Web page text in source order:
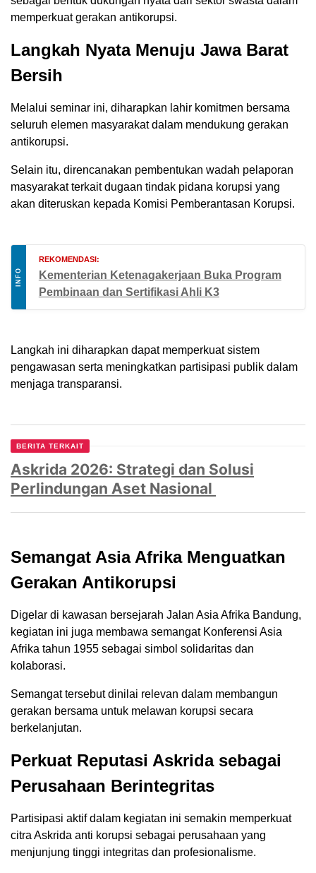
memperkuat gerakan antikorupsi.
Langkah Nyata Menuju Jawa Barat
Bersih
Melalui seminar ini, diharapkan lahir komitmen bersama
seluruh elemen masyarakat dalam mendukung gerakan
antikorupsi.
Selain itu, direncanakan pembentukan wadah pelaporan
masyarakat terkait dugaan tindak pidana korupsi yang
akan diteruskan kepada Komisi Pemberantasan Korupsi.
INFO
REKOMENDASI:
Kementerian Ketenagakerjaan Buka Program
Pembinaan dan Sertifikasi Ahli K3
Langkah ini diharapkan dapat memperkuat sistem
pengawasan serta meningkatkan partisipasi publik dalam
menjaga transparansi.
BERITA TERKAIT
Askrida 2026: Strategi dan Solusi
Perlindungan Aset Nasional
Semangat Asia Afrika Menguatkan
Gerakan Antikorupsi
Digelar di kawasan bersejarah Jalan Asia Afrika Bandung,
kegiatan ini juga membawa semangat Konferensi Asia
Afrika tahun 1955 sebagai simbol solidaritas dan
kolaborasi.
Semangat tersebut dinilai relevan dalam membangun
gerakan bersama untuk melawan korupsi secara
berkelanjutan.
Perkuat Reputasi Askrida sebagai
Perusahaan Berintegritas
Partisipasi aktif dalam kegiatan ini semakin memperkuat
citra Askrida anti korupsi sebagai perusahaan yang
menjunjung tinggi integritas dan profesionalisme.